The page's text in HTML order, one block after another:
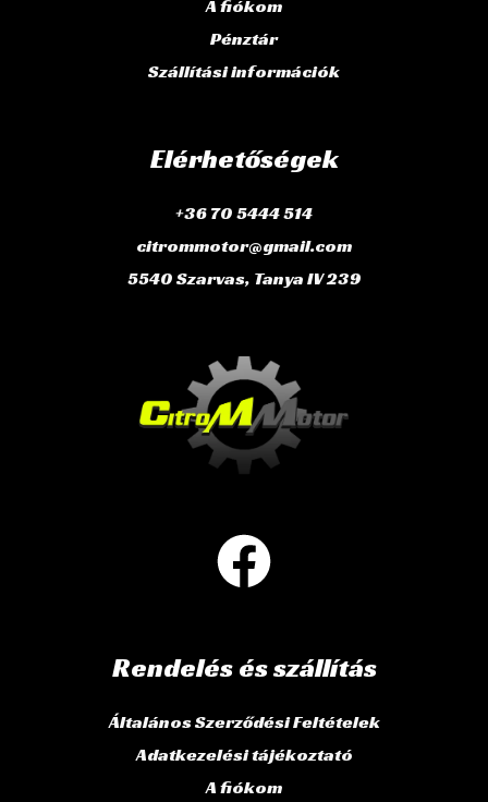
A fiókom
Pénztár
Szállítási információk
Elérhetőségek
+36 70 5444 514
citrommotor@gmail.com
5540 Szarvas, Tanya IV 239
Rendelés és szállítás
Általános Szerződési Feltételek
Adatkezelési tájékoztató
A fiókom